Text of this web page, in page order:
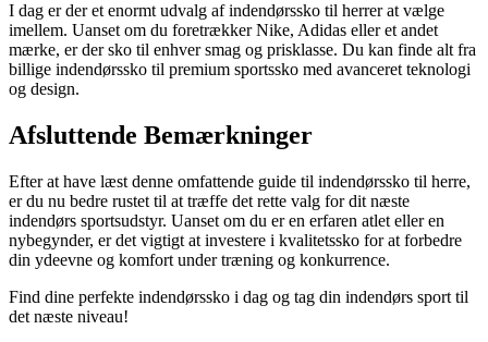
I dag er der et enormt udvalg af indendørssko til herrer at vælge
imellem. Uanset om du foretrækker Nike, Adidas eller et andet
mærke, er der sko til enhver smag og prisklasse. Du kan finde alt fra
billige indendørssko til premium sportssko med avanceret teknologi
og design.
Afsluttende Bemærkninger
Efter at have læst denne omfattende guide til indendørssko til herre,
er du nu bedre rustet til at træffe det rette valg for dit næste
indendørs sportsudstyr. Uanset om du er en erfaren atlet eller en
nybegynder, er det vigtigt at investere i kvalitetssko for at forbedre
din ydeevne og komfort under træning og konkurrence.
Find dine perfekte indendørssko i dag og tag din indendørs sport til
det næste niveau!